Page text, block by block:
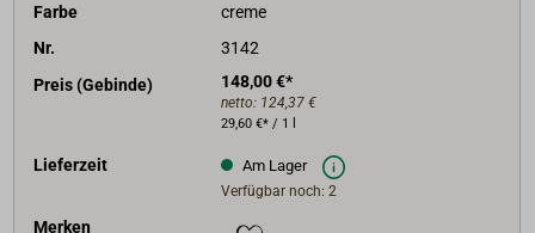
Farbe
creme
Nr.
3142
Preis (Gebinde)
148,00 €*
netto: 124,37 €
29,60 €* / 1 l
Lieferzeit Am Lager
Verfügbar noch: 2
Merken